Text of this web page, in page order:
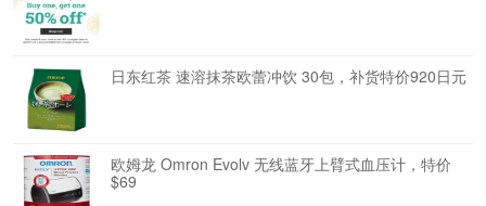
日东红茶 速溶抹茶欧蕾冲饮 30包，补货特价920日元
欧姆龙 Omron Evolv 无线蓝牙上臂式血压计，特价
$69